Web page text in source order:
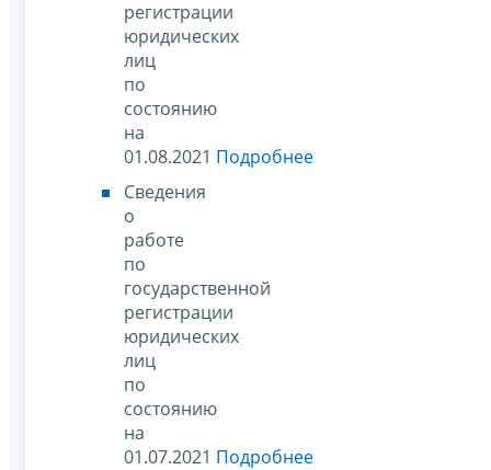
регистрации
юридических
лиц
по
состоянию
на
01.08.2021 Подробнее
Сведения
о
работе
по
государственной
регистрации
юридических
лиц
по
состоянию
на
01.07.2021 Подробнее